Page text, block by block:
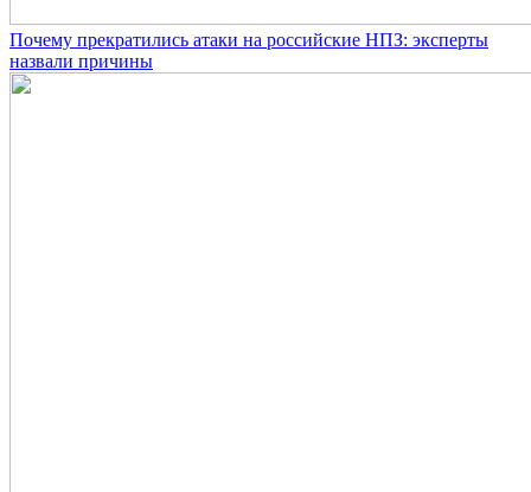
Почему прекратились атаки на российские НПЗ: эксперты
назвали причины